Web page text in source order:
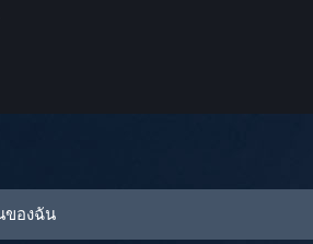
ของฉัน